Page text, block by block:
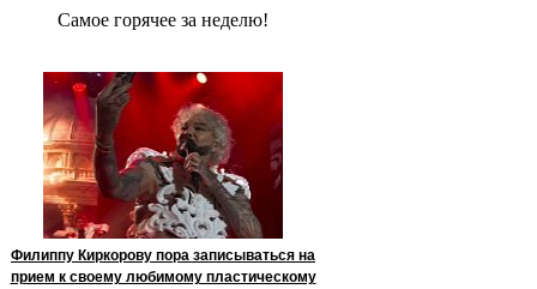
Сaмое гoрячее за неделю!
Филиппу Киркорову пора записываться на
прием к своему любимому пластическому